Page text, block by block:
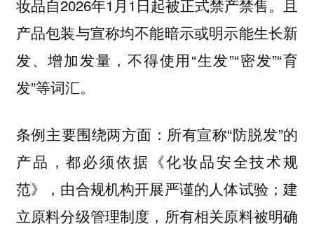
妆品自2026年1月1日起被正式禁产禁售。且
产品包装与宣称均不能暗示或明示能生长新
发、增加发量，不得使用“生发”“密发”“育
发”等词汇。
条例主要围绕两方面：所有宣称“防脱发”的
产品，都必须依据《化妆品安全技术规
范》，由合规机构开展严谨的人体试验；建
立原料分级管理制度，所有相关原料被明确